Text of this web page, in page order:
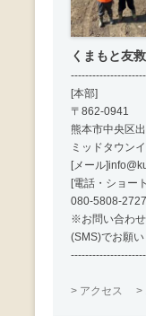
くまもと友
[本部]
〒862-0941
熊本市中央区
ミッドタウン
[メール
[電話・ショー
080-5808-
※お問い合わ
(SMS)でお願い
> アクセス >